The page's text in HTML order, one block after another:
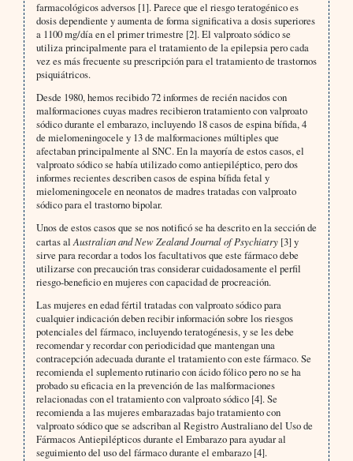
farmacológicos adversos [1]. Parece que el riesgo teratogénico es
dosis dependiente y aumenta de forma significativa a dosis superiores
a 1100 mg/día en el primer trimestre [2]. El valproato sódico se
utiliza principalmente para el tratamiento de la epilepsia pero cada
vez es más frecuente su prescripción para el tratamiento de trastornos
psiquiátricos.
Desde 1980, hemos recibido 72 informes de recién nacidos con
malformaciones cuyas madres recibieron tratamiento con valproato
sódico durante el embarazo, incluyendo 18 casos de espina bífida, 4
de mielomeningocele y 13 de malformaciones múltiples que
afectaban principalmente al SNC. En la mayoría de estos casos, el
valproato sódico se había utilizado como antiepiléptico, pero dos
informes recientes describen casos de espina bífida fetal y
mielomeningocele en neonatos de madres tratadas con valproato
sódico para el trastorno bipolar.
Unos de estos casos que se nos notificó se ha descrito en la sección de
cartas alAustralian and New Zealand Journal of Psychiatry [3] y
sirve para recordar a todos los facultativos que este fármaco debe
utilizarse con precaución tras considerar cuidadosamente el perfil
riesgo-beneficio en mujeres con capacidad de procreación.
Las mujeres en edad fértil tratadas con valproato sódico para
cualquier indicación deben recibir información sobre los riesgos
potenciales del fármaco, incluyendo teratogénesis, y se les debe
recomendar y recordar con periodicidad que mantengan una
contracepción adecuada durante el tratamiento con este fármaco. Se
recomienda el suplemento rutinario con ácido fólico pero no se ha
probado su eficacia en la prevención de las malformaciones
relacionadas con el tratamiento con valproato sódico [4]. Se
recomienda a las mujeres embarazadas bajo tratamiento con
valproato sódico que se adscriban al Registro Australiano del Uso de
Fármacos Antiepilépticos durante el Embarazo para ayudar al
seguimiento del uso del fármaco durante el embarazo [4].